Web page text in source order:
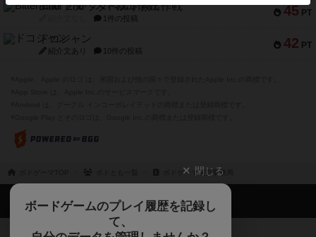
45 PT
Bitter End ブタペスト救出作戦
1件の投稿
42 PT
ドコジャン
紹介文あり 10件の投稿
ボドゲーマ運営事務局
閉じる
ボードゲームのプレイ履歴を記録し
て、
ボドゲーマTOP